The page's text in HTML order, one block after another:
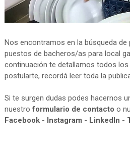
Nos encontramos en la búsqueda de
puestos de bacheros/as para local
continuación te detallamos todos
postularte, recordá leer toda la
Si te surgen dudas podes hacernos
nuestroformulario de contacto o
Facebook- Instagram - LinkedIn -